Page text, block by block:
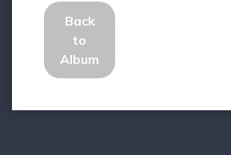
Back
to
Album